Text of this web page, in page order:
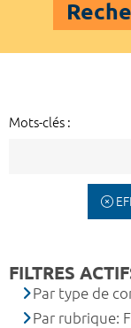
Mots-clés :
FILTRES
Par type de
Par rubrique: